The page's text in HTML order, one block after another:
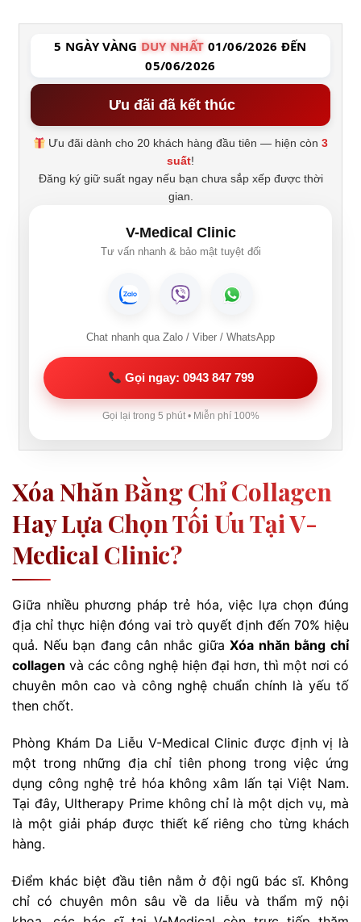
5 NGÀY VÀNG DUY NHẤT 01/06/2026 ĐẾN
05/06/2026
Ưu đãi đã kết thúc
Ưu đãi dành cho 20 khách hàng đầu tiên — hiện còn3
suất!
Đăng ký giữ suất ngay nếu bạn chưa sắp xếp được thời
gian.
V-Medical Clinic
Tư vấn nhanh & bảo mật tuyệt đối
Chat nhanh qua Zalo / Viber / WhatsApp
Gọi ngay: 0943 847 799
Gọi lại trong 5 phút • Miễn phí 100%
Xóa Nhăn Bằng Chỉ Collagen
Hay Lựa Chọn Tối Ưu Tại V-
Medical Clinic?
Giữa nhiều phương pháp trẻ hóa, việc lựa chọn đúng
địa chỉ thực hiện đóng vai trò quyết định đến 70% hiệu
quả. Nếu bạn đang cân nhắc giữaXóa nhăn bằng chỉ
collagen và các công nghệ hiện đại hơn, thì một nơi có
chuyên môn cao và công nghệ chuẩn chính là yếu tố
then chốt.
Phòng Khám Da Liễu V-Medical Clinic được định vị là
một trong những địa chỉ tiên phong trong việc ứng
dụng công nghệ trẻ hóa không xâm lấn tại Việt Nam.
Tại đây, Ultherapy Prime không chỉ là một dịch vụ, mà
là một giải pháp được thiết kế riêng cho từng khách
hàng.
Điểm khác biệt đầu tiên nằm ở đội ngũ bác sĩ. Không
chỉ có chuyên môn sâu về da liễu và thẩm mỹ nội